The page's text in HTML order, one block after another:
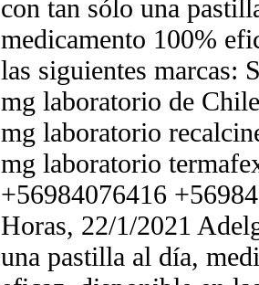
con tan sólo una
medicamento 100%
las siguientes marcas:
mg laboratorio de
mg laboratorio
mg laboratorio
+56984076416
Horas, 22/1/2021
una pastilla al día,